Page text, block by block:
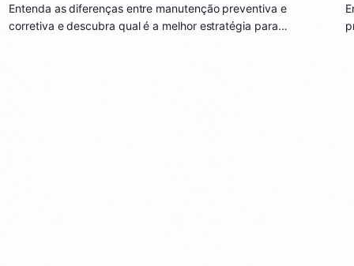
Entenda as diferenças entre manutenção preventiva e
corretiva e descubra qual é a melhor estratégia para…